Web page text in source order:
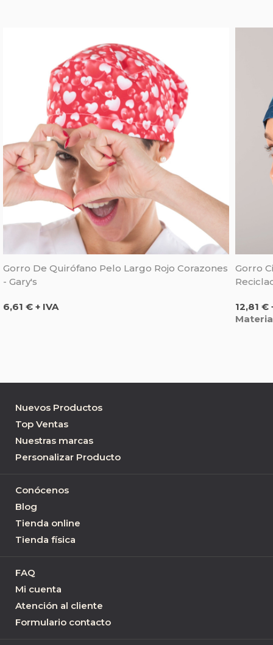
Gorro De Quirófano Pelo Largo Rojo Corazones
- Gary's
Precio
6,61 € + IVA
Gorro
Precio
12,81 €
Nuevos Productos
Top Ventas
Nuestras marcas
Personalizar Producto
Conócenos
Blog
Tienda online
Tienda física
FAQ
Mi cuenta
Atención al cliente
Formulario contacto